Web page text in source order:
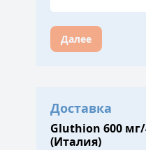
Далее
Доставка
Gluthion 600
(Италия)